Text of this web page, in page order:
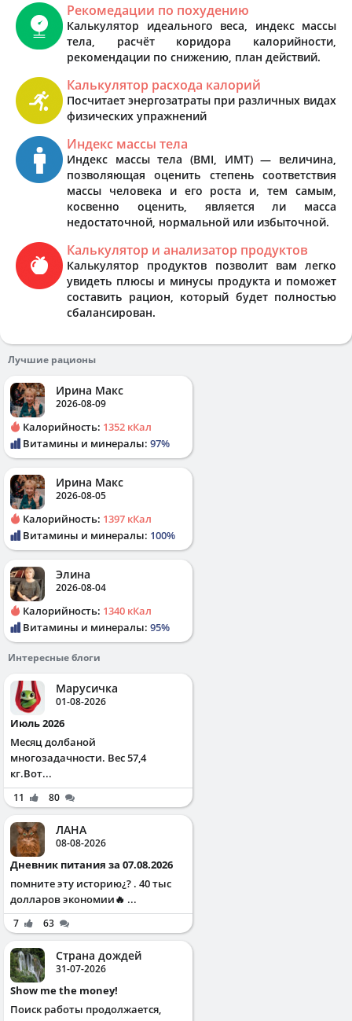
Рекомедации по похудению
Калькулятор идеального веса, индекс массы
тела, расчёт коридора калорийности,
рекомендации по снижению, план действий.
Калькулятор расхода калорий
Посчитает энергозатраты при различных видах
физических упражнений
Индекс массы тела
Индекс массы тела (BMI, ИМТ) — величина,
позволяющая оценить степень соответствия
массы человека и его роста и, тем самым,
косвенно оценить, является ли масса
недостаточной, нормальной или избыточной.
Калькулятор и анализатор продуктов
Калькулятор продуктов позволит вам легко
увидеть плюсы и минусы продукта и поможет
составить рацион, который будет полностью
сбалансирован.
Лучшие рационы
Ирина Макс
2026-08-09
Калорийность: 1352 кКал
Витамины и минералы: 97%
Ирина Макс
2026-08-05
Калорийность: 1397 кКал
Витамины и минералы: 100%
Элина
2026-08-04
Калорийность: 1340 кКал
Витамины и минералы: 95%
Интересные блоги
Марусичка
01-08-2026
Июль 2026
Месяц долбаной
многозадачности. Вес 57,4
кг.Вот...
11 80
ЛАНА
08-08-2026
Дневник питания за 07.08.2026
помните эту историю¿? . 40 тыс
долларов экономии🔥 ...
7 63
Страна дождей
31-07-2026
Show me the money!
Поиск работы продолжается,